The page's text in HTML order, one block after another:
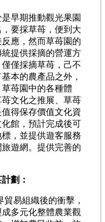
早期推動觀光果園
要採草苺，便到大
應，然而草苺園的
提供採摘的營運方
僅採摘草苺，己不
本的農產品之外，
苺園中的各種體
文化之推展、草苺
得保存價值文化資
館，預計完成後可
，並提供遊客服務
遊網。提供完善的
劃：
易組織後的衝擊，
多元化整體農業觀